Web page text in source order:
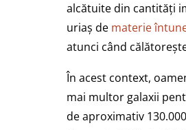
alcătuite din cantități
uriaș de materie
atunci când
În acest context,
mai multor galaxii
de aproximativ